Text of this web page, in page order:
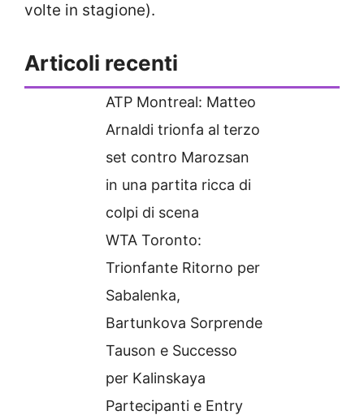
volte in stagione).
Articoli recenti
ATP Montreal: Matteo
Arnaldi trionfa al terzo
set contro Marozsan
in una partita ricca di
colpi di scena
WTA Toronto:
Trionfante Ritorno per
Sabalenka,
Bartunkova Sorprende
Tauson e Successo
per Kalinskaya
Partecipanti e Entry